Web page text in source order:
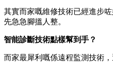
其實而家嘅維修技術已經進步
先急急腳搵人整。
智能診斷技術點樣幫到手？
而家最犀利嘅係遠程監測技術